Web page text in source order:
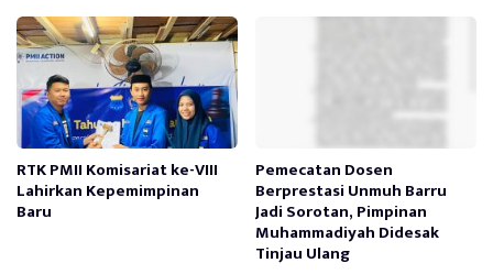
RTK PMII Komisariat ke-VIII
Lahirkan Kepemimpinan
Baru
Pemecatan Dosen
Berprestasi Unmuh Barru
Jadi Sorotan, Pimpinan
Muhammadiyah Didesak
Tinjau Ulang